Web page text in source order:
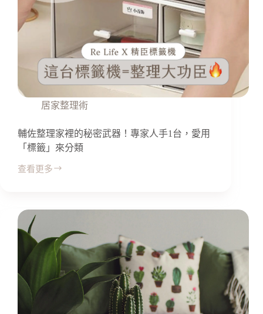
居家整理術
輔佐整理家裡的秘密武器！專家人手1台，愛用
「標籤」來分類
查看更多